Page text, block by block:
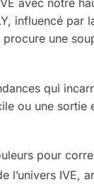
avec notre
influencé
une
qui
ou une
pour
l’univers IVE,